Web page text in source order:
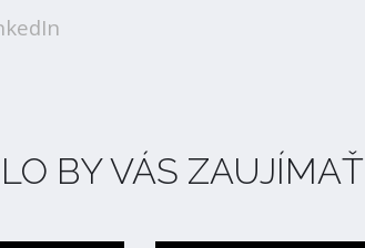
BY VÁS ZAUJÍMAŤ